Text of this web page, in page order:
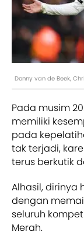
Donny van de Beek,
Pada musim
memiliki
pada
tak terjadi,
terus berkutik
Alhasil, dirinya
dengan
seluruh
Merah.